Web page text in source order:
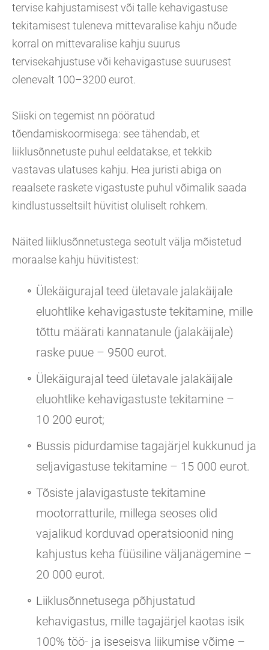
tervise kahjustamisest või talle kehavigastuse
tekitamisest tuleneva mittevaralise kahju nõude
korral on mittevaralise kahju suurus
tervisekahjustuse või kehavigastuse suurusest
olenevalt 100–3200 eurot.
Siiski on tegemist nn pööratud
tõendamiskoormisega: see tähendab, et
liiklusõnnetuste puhul eeldatakse, et tekkib
vastavas ulatuses kahju. Hea juristi abiga on
reaalsete raskete vigastuste puhul võimalik saada
kindlustusseltsilt hüvitist oluliselt rohkem.
Näited liiklusõnnetustega seotult välja mõistetud
moraalse kahju hüvitistest:
Ülekäigurajal teed ületavale jalakäijale
eluohtlike kehavigastuste tekitamine, mille
tõttu määrati kannatanule (jalakäijale)
raske puue – 9500 eurot.
Ülekäigurajal teed ületavale jalakäijale
eluohtlike kehavigastuste tekitamine –
10 200 eurot;
Bussis pidurdamise tagajärjel kukkunud ja
seljavigastuse tekitamine – 15 000 eurot.
Tõsiste jalavigastuste tekitamine
mootorratturile, millega seoses olid
vajalikud korduvad operatsioonid ning
kahjustus keha füüsiline väljanägemine –
20 000 eurot.
Liiklusõnnetusega põhjustatud
kehavigastus, mille tagajärjel kaotas isik
100% töö- ja iseseisva liikumise võime –